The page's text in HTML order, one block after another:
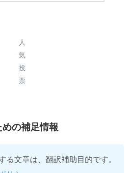
人
気
投
票
の補足情報
る文章は、翻訳補助目的です。